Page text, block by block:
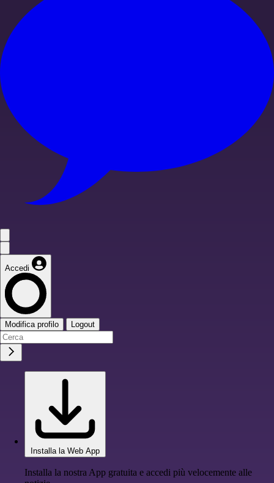
Accedi
Modifica profilo Logout
Installa la Web App
Installa la nostra App gratuita e accedi più velocemente alle